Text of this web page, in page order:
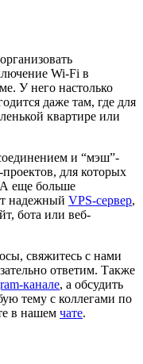
Wi-Fi в
У него настолько
даже там, где для
квартире или
и “мэш”-
для которых
еще больше
надежный VPS-сервер,
бота или веб-
свяжитесь с нами
ответим. Также
канале, а обсудить
тему с коллегами по
в нашем чате.